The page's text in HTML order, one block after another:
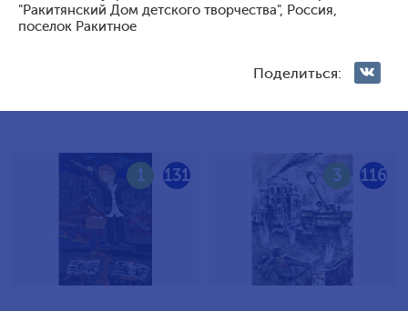
"Ракитянский Дом детского творчества", Россия,
поселок Ракитное
Поделиться:
Голосование жюри
131
1 116
3